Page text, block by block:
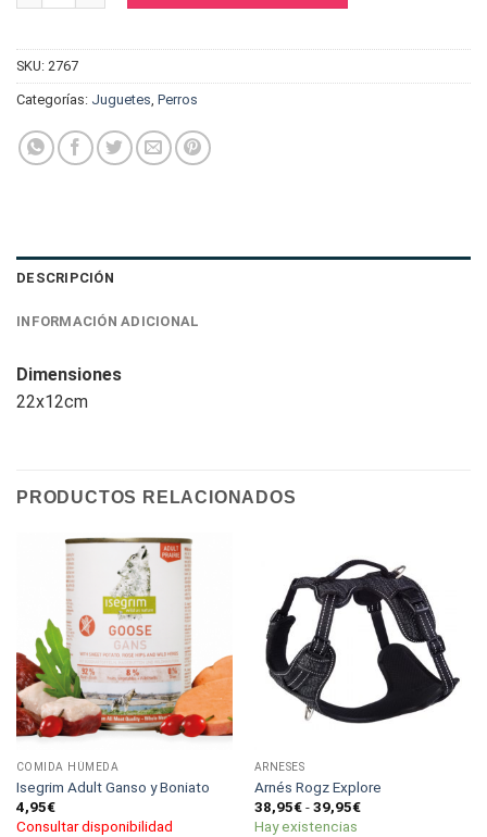
SKU: 2767
Categorías: Juguetes Perros
DESCRIPCIÓN
INFORMACIÓN ADICIONAL
Dimensiones
22x12cm
PRODUCTOS RELACIONADOS
COMIDA HÚMEDA
Isegrim Adult Ganso y Boniato
4,95€
Consultar disponibilidad
ARNESES
Arnés Rogz Explore
38,95€ - 39,95€Rango
Hay existencias